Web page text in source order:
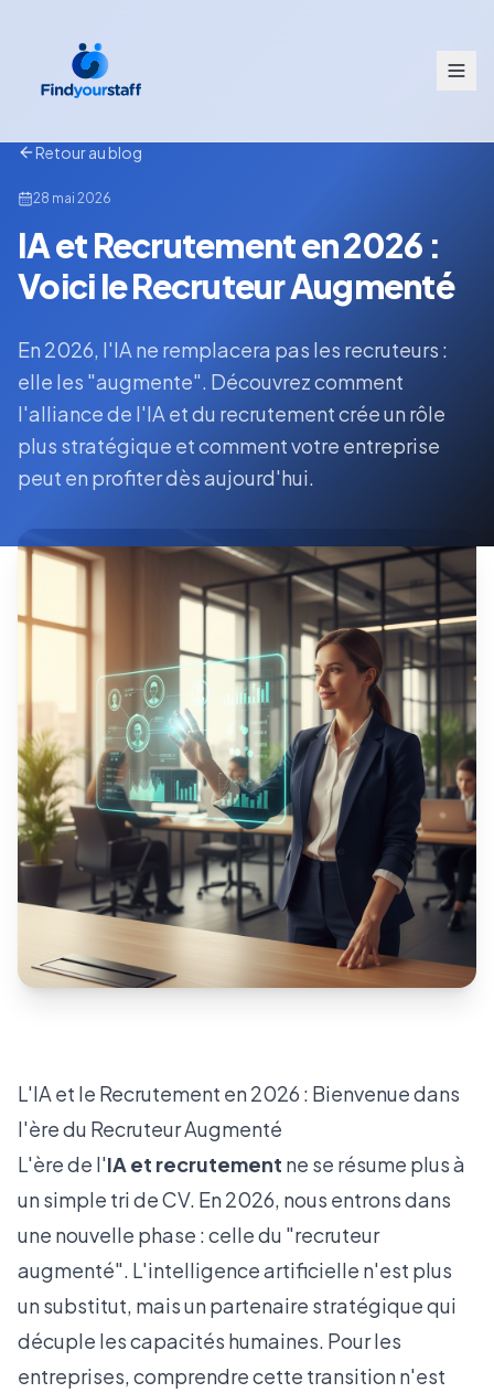
Retour au blog
28 mai 2026
IA et Recrutement en 2026 :
Voici le Recruteur Augmenté
En 2026, l'IA ne remplacera pas les recruteurs :
elle les "augmente". Découvrez comment
l'alliance de l'IA et du recrutement crée un rôle
plus stratégique et comment votre entreprise
peut en profiter dès aujourd'hui.
L'IA et le Recrutement en 2026 : Bienvenue dans
l'ère du Recruteur Augmenté
L'ère de l'IA et recrutement ne se résume plus à
un simple tri de CV. En 2026, nous entrons dans
une nouvelle phase : celle du "recruteur
augmenté". L'intelligence artificielle n'est plus
un substitut, mais un partenaire stratégique qui
décuple les capacités humaines. Pour les
entreprises, comprendre cette transition n'est